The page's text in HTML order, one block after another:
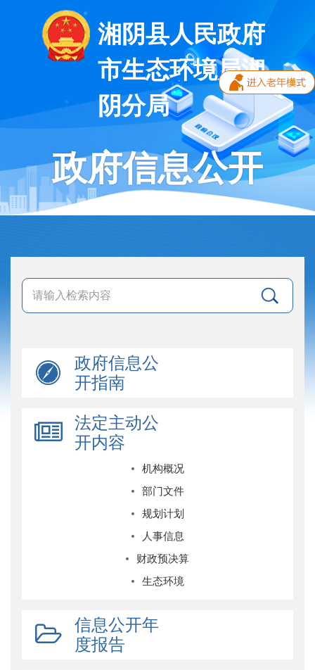
湘阴县人民政府
市生态环境局湘
阴分局
政府信息公开
政府信息公
开指南
法定主动公
开内容
机构概况
部门文件
规划计划
人事信息
财政预决算
生态环境
信息公开年
度报告